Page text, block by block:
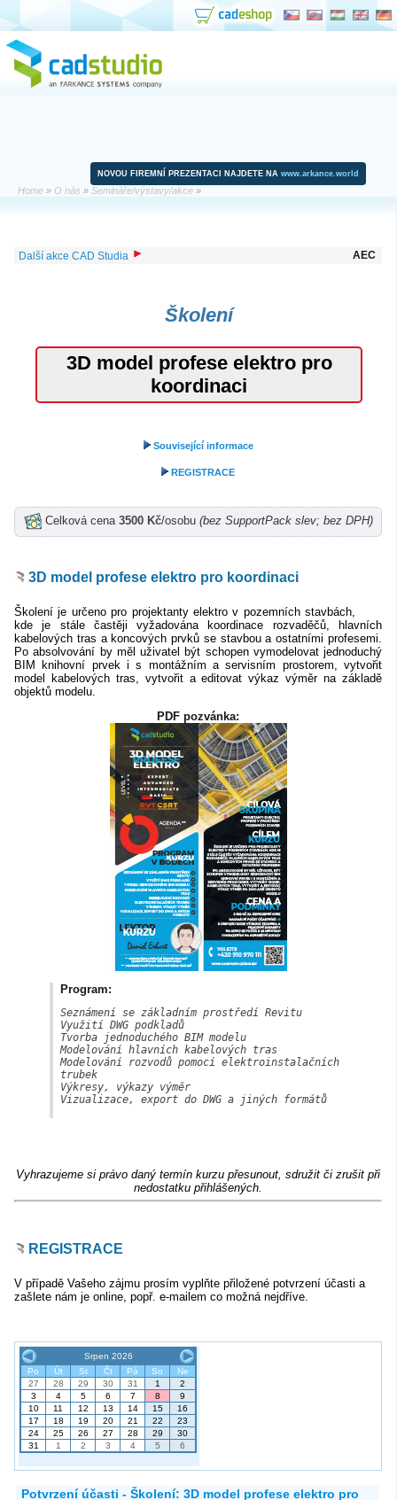
NOVOU FIREMNÍ PREZENTACI NAJDETE NA www.arkance.world
Home » O nás » Semináře/výstavy/akce »
Další akce CAD Studia AEC
Školení
3D model profese elektro pro
koordinaci
Související informace
REGISTRACE
Celková cena 3500 Kč/osobu (bez SupportPack slev; bez DPH)
3D model profese elektro pro koordinaci
Školení je určeno pro projektanty elektro v pozemních stavbách,
kde je stále častěji vyžadována koordinace rozvaděčů, hlavních
kabelových tras a koncových prvků se stavbou a ostatními profesemi.
Po absolvování by měl uživatel být schopen vymodelovat jednoduchý
BIM knihovní prvek i s montážním a servisním prostorem, vytvořit
model kabelových tras, vytvořit a editovat výkaz výměr na základě
objektů modelu.
PDF pozvánka:
Program:
Seznámení se základním prostředí Revitu
Využití DWG podkladů
Tvorba jednoduchého BIM modelu
Modelování hlavních kabelových tras
Modelování rozvodů pomocí elektroinstalačních
trubek
Výkresy, výkazy výměr
Vizualizace, export do DWG a jiných formátů
Vyhrazujeme si právo daný termín kurzu přesunout, sdružit či zrušit při
nedostatku přihlášených.
REGISTRACE
V případě Vašeho zájmu prosím vyplňte přiložené potvrzení účasti a
zašlete nám je online, popř. e-mailem co možná nejdříve.
Potvrzení účasti - Školení: 3D model profese elektro pro